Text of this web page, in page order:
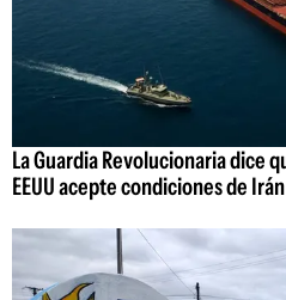
La Guardia Revolucionaria dice
EEUU acepte condiciones de Irán